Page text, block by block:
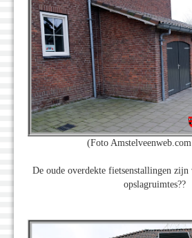
(Foto
De oude overdekte fietsenstallingen
opslagruimtes??